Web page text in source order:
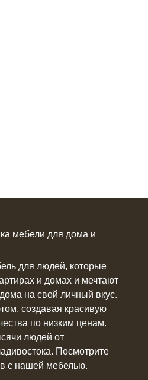
мебели для дома и
для людей, которые
и домах и мечтают
на свой личный вкус.
создавая красивую
по низким ценам.
людей от
Посмотрите
с нашей мебелью.